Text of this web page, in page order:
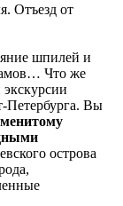
Отъезд от
шпилей и
Что же
Петербурга. Вы
острова